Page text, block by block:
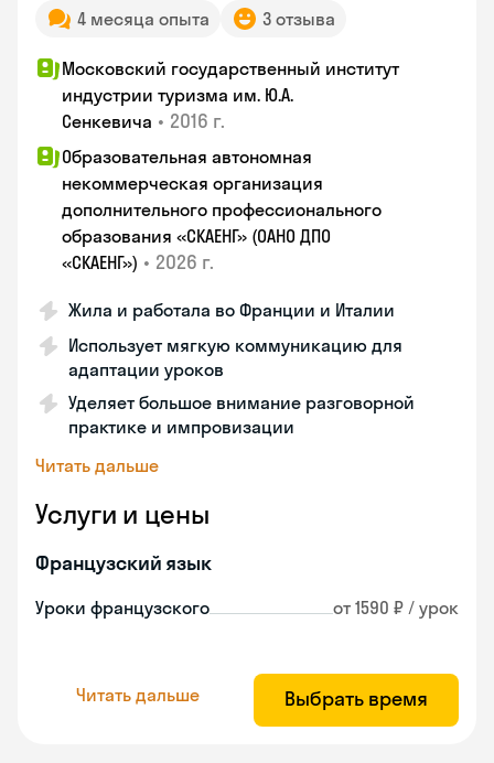
4 месяца опыта
3 отзыва
Московский государственный институт
индустрии туризма им. Ю.А.
Сенкевича • 2016 г.
Образовательная автономная
некоммерческая организация
дополнительного профессионального
образования «СКАЕНГ» (ОАНО ДПО
«СКАЕНГ») • 2026 г.
Жила и работала во Франции и Италии
Использует мягкую коммуникацию для
адаптации уроков
Уделяет большое внимание разговорной
практике и импровизации
Читать дальше
Услуги и цены
Французский язык
Уроки французского от 1590 ₽ / урок
Читать дальше Выбрать время